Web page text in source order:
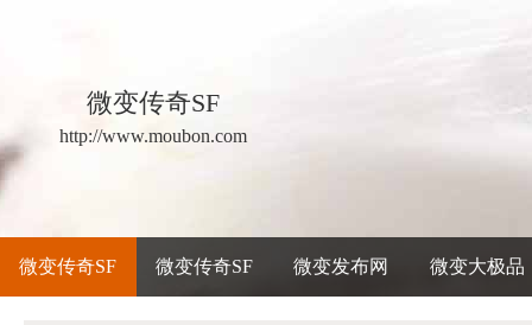
微变传奇SF
http://www.moubon.com
微变传奇SF 微变传奇SF 微变发布网 微变大极品